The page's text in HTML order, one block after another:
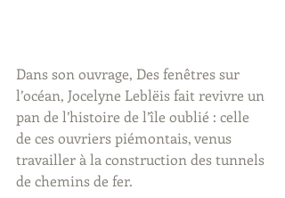
Dans son ouvrage, Des fenêtres sur
l’océan, Jocelyne Leblëis fait revivre un
pan de l’histoire de l’île oublié : celle
de ces ouvriers piémontais, venus
travailler à la construction des tunnels
de chemins de fer.